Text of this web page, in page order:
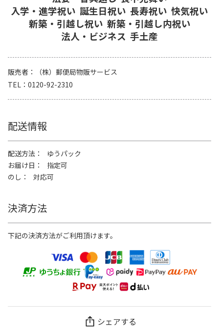
入学・進学祝い 誕生日祝い 長寿祝い 快気祝い
新築・引越し祝い 新築・引越し内祝い
法人・ビジネス 手土産
販売者
（株）郵便局物販サービス
TEL
0120-92-2310
配送情報
配送方法
ゆうパック
お届け日
指定可
のし
対応可
決済方法
下記の決済方法がご利用頂けます。
シェアする